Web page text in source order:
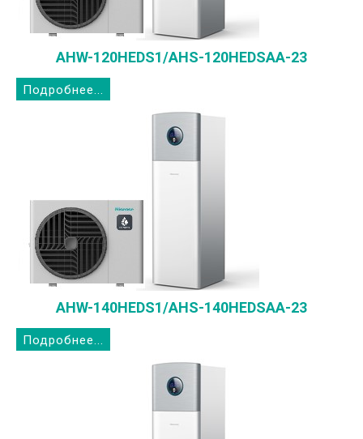
AHW-120HEDS1/AHS-120HEDSAA-23
Подробнее...
AHW-140HEDS1/AHS-140HEDSAA-23
Подробнее...